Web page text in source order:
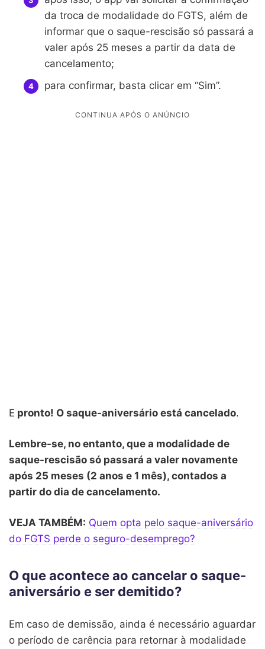
da troca de modalidade do FGTS, além de
informar que o saque-rescisão só passará a
valer após 25 meses a partir da data de
cancelamento;
para confirmar, basta clicar em “Sim”.
E pronto! O saque-aniversário está cancelado.
Lembre-se, no entanto, que a modalidade de
saque-rescisão só passará a valer novamente
após 25 meses (2 anos e 1 mês), contados a
partir do dia de cancelamento.
VEJA TAMBÉM: Quem opta pelo saque-aniversário
do FGTS perde o seguro-desemprego?
O que acontece ao cancelar o saque-
aniversário e ser demitido?
Em caso de demissão, ainda é necessário aguardar
o período de carência para retornar à modalidade